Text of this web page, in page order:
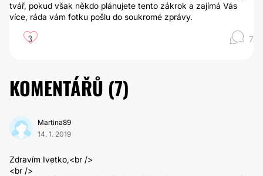
tvář, pokud však někdo plánujete tento zákrok a zajímá Vás
více, ráda vám fotku pošlu do soukromé zprávy.
3 7
KOMENTÁŘŮ (7)
Martina89
14. 1. 2019
Zdravím Ivetko,<br />
<br />